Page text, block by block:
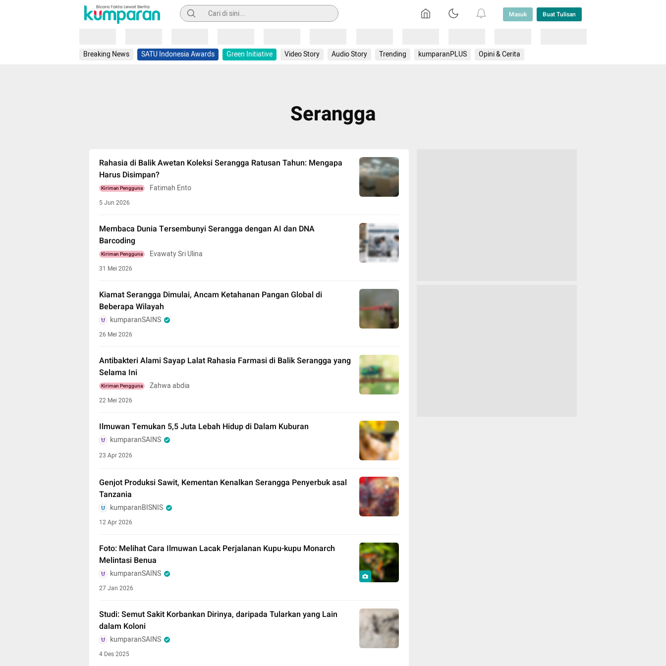
Pencarian Masuk Buat Tulisan
Breaking News SATU Indonesia Awards Green Initiative Video Story Audio Story Trending kumparanPLUS Opini & Cerita
Serangga
Rahasia di Balik Awetan Koleksi Serangga Ratusan Tahun: Mengapa
Harus Disimpan?
Kiriman Pengguna Fatimah Ento
5 Jun 2026
Membaca Dunia Tersembunyi Serangga dengan AI dan DNA
Barcoding
Kiriman Pengguna Evawaty Sri Ulina
31 Mei 2026
Kiamat Serangga Dimulai, Ancam Ketahanan Pangan Global di
Beberapa Wilayah
kumparanSAINS
26 Mei 2026
Antibakteri Alami Sayap Lalat Rahasia Farmasi di Balik Serangga yang
Selama Ini
Kiriman Pengguna Zahwa abdia
22 Mei 2026
Ilmuwan Temukan 5,5 Juta Lebah Hidup di Dalam Kuburan
kumparanSAINS
23 Apr 2026
Genjot Produksi Sawit, Kementan Kenalkan Serangga Penyerbuk asal
Tanzania
kumparanBISNIS
12 Apr 2026
Foto: Melihat Cara Ilmuwan Lacak Perjalanan Kupu-kupu Monarch
Melintasi Benua
kumparanSAINS
27 Jan 2026
Studi: Semut Sakit Korbankan Dirinya, daripada Tularkan yang Lain
dalam Koloni
kumparanSAINS
4 Des 2025